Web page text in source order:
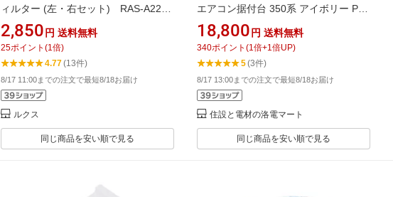
ィルター (左・右セット) RAS-A22Z-
123
2,850 円 送料無料
25ポイント (1倍)
4.77(13件)
8/17 11:00までの注文で最短8/18お届け
ルクス
同じ商品を安い順で見る
エアコン据付台 350系 アイボリー PR-
351N-I (20個セット)
18,800 円 送料無料
340ポイント (1倍+1倍UP)
5(3件)
8/17 13:00までの注文で最短8/18お届け
住設と電材の洛電マート
同じ商品を安い順で見る